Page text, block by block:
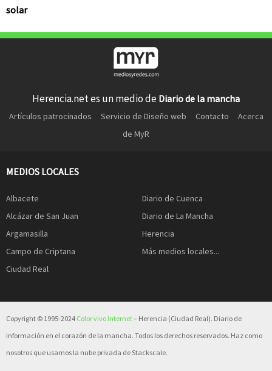
solar
Herencia.net es un medio de Diario de la mancha
Artículos patrocinados Servicio de Diseño web Contacto
Acerca
de MyR
MEDIOS LOCALES
Albacete
Alcázar de San Juan
Argamasilla
Campo de Criptana
Ciudad Real
Diario de Cuenca
Diario de La Mancha
Herencia
Más medios locales...
Copyright © 1995-2024 Color vivo Internet– Herencia (Ciudad Real). Diario de
información en el corazón de la mancha. Todos los derechos reservados. Haz como
nosotros que usamos la nube privada de Stackscale.